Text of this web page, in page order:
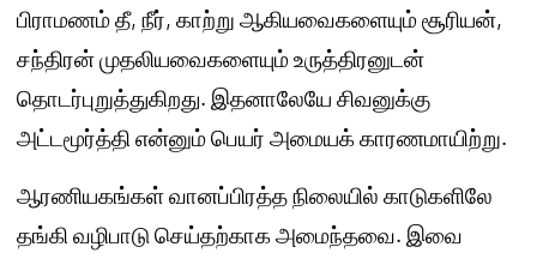
பிராமணம் தீ, நீர், காற்று ஆகியவைகளையும் சூரியன்,
சந்திரன் முதலியவைகளையும் உருத்திரனுடன்
தொடர்புறுத்துகிறது. இதனாலேயே சிவனுக்கு
அட்டமூர்த்தி என்னும் பெயர் அமையக் காரணமாயிற்று.
ஆரணியகங்கள் வானப்பிரத்த நிலையில் காடுகளிலே
தங்கி வழிபாடு செய்தற்காக அமைந்தவை. இவை